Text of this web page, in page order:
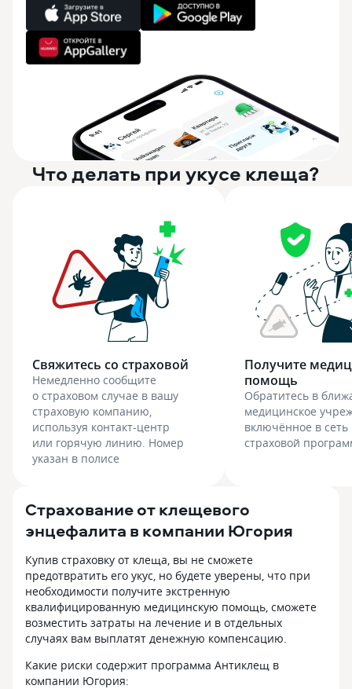
Что делать при укусе клеща?
Свяжитесь со страховой
Немедленно сообщите
о страховом случае в вашу
страховую компанию,
используя контакт-центр
или горячую линию. Номер
указан в полисе
Получите
помощь
Обратитесь в
медицинское
включённое в
страховой
Страхование от клещевого
энцефалита в компании Югория
Купив страховку от клеща, вы не сможете
предотвратить его укус, но будете уверены, что при
необходимости получите экстренную
квалифицированную медицинскую помощь, сможете
возместить затраты на лечение и в отдельных
случаях вам выплатят денежную компенсацию.
Какие риски содержит программа Антиклещ в
компании Югория: